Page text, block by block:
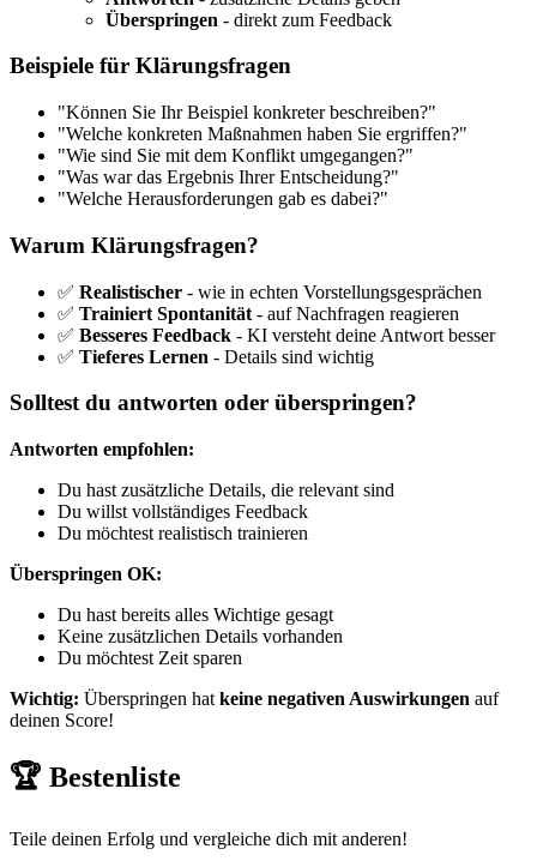
Überspringen - direkt zum Feedback
Beispiele für Klärungsfragen
"Können Sie Ihr Beispiel konkreter beschreiben?"
"Welche konkreten Maßnahmen haben Sie ergriffen?"
"Wie sind Sie mit dem Konflikt umgegangen?"
"Was war das Ergebnis Ihrer Entscheidung?"
"Welche Herausforderungen gab es dabei?"
Warum Klärungsfragen?
✅ Realistischer - wie in echten Vorstellungsgesprächen
✅ Trainiert Spontanität - auf Nachfragen reagieren
✅ Besseres Feedback - KI versteht deine Antwort besser
✅ Tieferes Lernen - Details sind wichtig
Solltest du antworten oder überspringen?
Antworten empfohlen:
Du hast zusätzliche Details, die relevant sind
Du willst vollständiges Feedback
Du möchtest realistisch trainieren
Überspringen OK:
Du hast bereits alles Wichtige gesagt
Keine zusätzlichen Details vorhanden
Du möchtest Zeit sparen
Wichtig: Überspringen hat keine negativen Auswirkungen auf
deinen Score!
🏆 Bestenliste
Teile deinen Erfolg und vergleiche dich mit anderen!